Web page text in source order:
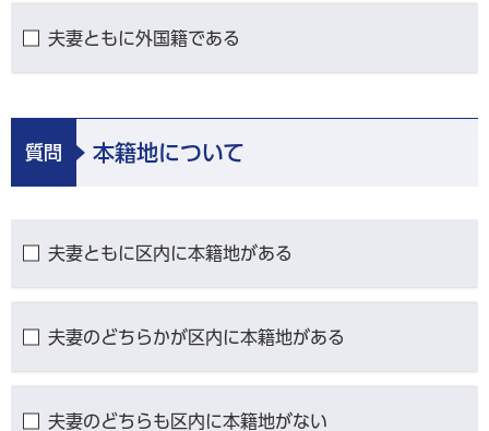
夫妻ともに外国籍である
質問 本籍地について
夫妻ともに区内に本籍地がある
夫妻のどちらかが区内に本籍地がある
夫妻のどちらも区内に本籍地がない